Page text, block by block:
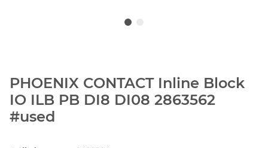
PHOENIX CONTACT Inline Block
IO ILB PB DI8 DI08 2863562
#used